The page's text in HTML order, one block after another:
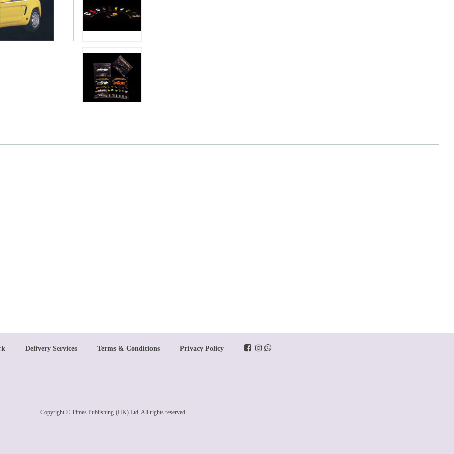
Delivery Services Terms & Conditions Privacy Policy
Copyright © Times Publishing (HK) Ltd. All rights reserved.